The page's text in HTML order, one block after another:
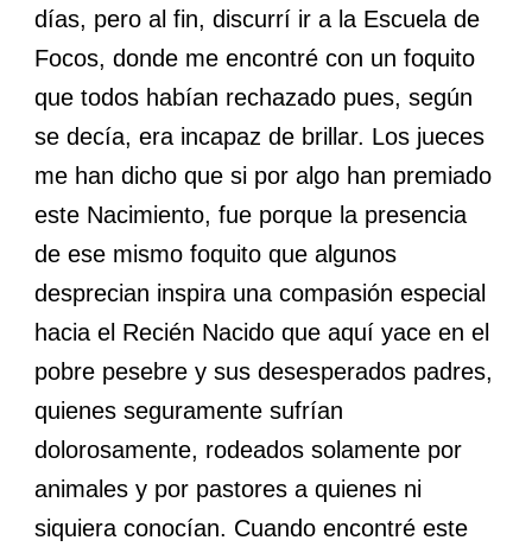
días, pero al fin, discurrí ir a la Escuela de
Focos, donde me encontré con un foquito
que todos habían rechazado pues, según
se decía, era incapaz de brillar. Los jueces
me han dicho que si por algo han premiado
este Nacimiento, fue porque la presencia
de ese mismo foquito que algunos
desprecian inspira una compasión especial
hacia el Recién Nacido que aquí yace en el
pobre pesebre y sus desesperados padres,
quienes seguramente sufrían
dolorosamente, rodeados solamente por
animales y por pastores a quienes ni
siquiera conocían. Cuando encontré este